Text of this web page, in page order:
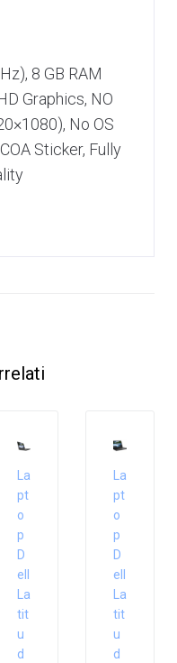
8 GB RAM
Graphics, NO
No OS
Sticker, Fully
La
pt
o
p
D
ell
La
tit
u
d
La
pt
o
p
D
ell
La
tit
u
d